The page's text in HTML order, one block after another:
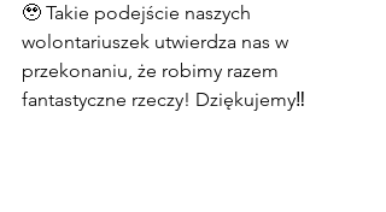
🥹 Takie podejście naszych
wolontariuszek utwierdza nas w
przekonaniu, że robimy razem
fantastyczne rzeczy! Dziękujemy‼️